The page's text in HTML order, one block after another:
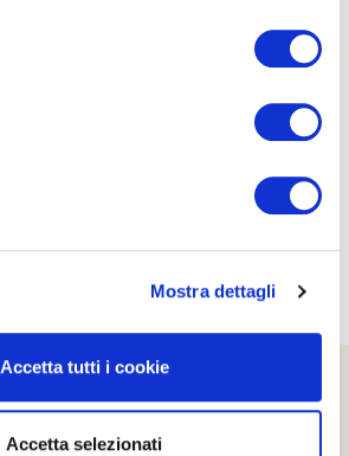
Mostra dettagli
Accetta tutti i cookie
Accetta selezionati